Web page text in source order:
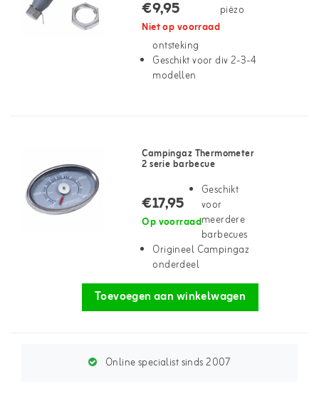
€9,95
Niet op voorraad
piëzo
ontsteking
Geschikt voor div 2-3-4
modellen
Campingaz Thermometer
2 serie barbecue
€17,95
Op voorraad
Geschikt
voor
meerdere
barbecues
Origineel Campingaz
onderdeel
Toevoegen aan winkelwagen
Online specialist sinds 2007